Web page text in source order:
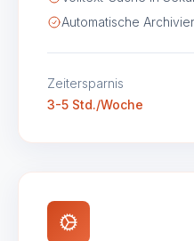
Automatische
Zeitersparnis
3-5 Std./Woche